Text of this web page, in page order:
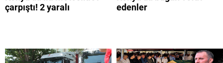
çarpıştı! 2 yaralı
edenler